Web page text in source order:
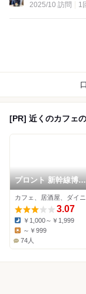
2025/10 訪問
1
[PR] 近くのカフェ
プロント 新幹線博多
駅店
3.07
Dinner:
￥1,000～￥1,999
Lunch:
～￥999
74人